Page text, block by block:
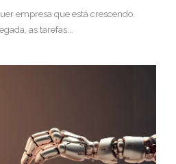
empresa que está crescendo.
as tarefas...